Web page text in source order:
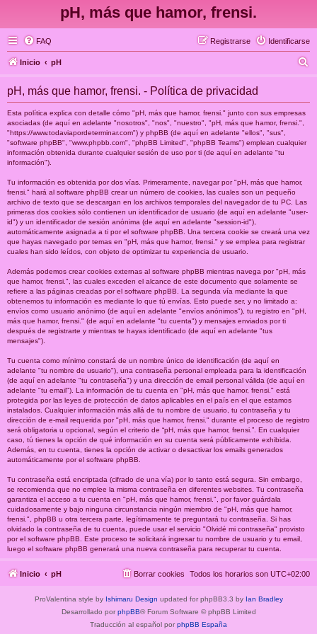
pH, más que hamor, frensi.
FAQ Identificarse
Registrarse
Inicio pH
pH, más que hamor, frensi. - Política de privacidad
Esta política explica con detalle cómo "pH, más que hamor, frensi." junto con sus empresas
asociadas (de aquí en adelante "nosotros", "nos", "nuestro", "pH, más que hamor, frensi.",
"https://www.todaviapordeterminar.com") y phpBB (de aquí en adelante "ellos", "sus",
"software phpBB", "www.phpbb.com", "phpBB Limited", "phpBB Teams") emplean cualquier
información obtenida durante cualquier sesión de uso por ti (de aquí en adelante "tu
información").
Tu información es obtenida por dos vías. Primeramente, navegar por "pH, más que hamor,
frensi." hará al software phpBB crear un número de cookies, las cuales son un pequeño
archivo de texto que se descargan en los archivos temporales del navegador de tu PC. Las
primeras dos cookies sólo contienen un identificador de usuario (de aquí en adelante "user-
id") y un identificador de sesión anónima (de aquí en adelante "session-id"),
automáticamente asignada a ti por el software phpBB. Una tercera cookie se creará una vez
que hayas navegado por temas en "pH, más que hamor, frensi." y se emplea para registrar
cuales han sido leídos, con objeto de optimizar tu experiencia de usuario.
Además podemos crear cookies externas al software phpBB mientras navega por "pH, más
que hamor, frensi.", las cuales exceden el alcance de este documento que solamente se
refiere a las páginas creadas por el software phpBB. La segunda vía mediante la que
obtenemos tu información es mediante lo que tú envías. Esto puede ser, y no limitado a:
envíos como usuario anónimo (de aquí en adelante "envíos anónimos"), tu registro en "pH,
más que hamor, frensi." (de aquí en adelante "tu cuenta") y mensajes enviados por ti
después de registrarte y mientras te hayas identificado (de aquí en adelante "tus
mensajes").
Tu cuenta como mínimo constará de un nombre único de identificación (de aquí en
adelante "tu nombre de usuario"), una contraseña personal empleada para la identificación
(de aquí en adelante "tu contraseña") y una dirección de email personal válida (de aquí en
adelante "tu email"). La información de tu cuenta en "pH, más que hamor, frensi." está
protegida por las leyes de protección de datos aplicables en el país en el que estamos
instalados. Cualquier información más allá de tu nombre de usuario, tu contraseña y tu
dirección de e-mail requerida por "pH, más que hamor, frensi." durante el proceso de registro
será obligatoria u opcional, según el criterio de “pH, más que hamor, frensi.”. En cualquier
caso, tú tienes la opción de qué información en su cuenta será públicamente exhibida.
Además, en tu cuenta, tienes la opción de activar o desactivar los emails generados
automáticamente por el software phpBB.
Tu contraseña está encriptada (cifrado de una vía) por lo tanto está segura. Sin embargo,
se recomienda que no emplee la misma contraseña en diferentes websites. Tu contraseña
garantiza el acceso a tu cuenta en "pH, más que hamor, frensi.", por favor guárdala
cuidadosamente y bajo ninguna circunstancia ningún miembro de "pH, más que hamor,
frensi.", phpBB u otra tercera parte, legítimamente te preguntará tu contraseña. Si has
olvidado la contraseña de tu cuenta, puede usar el servicio "Olvidé mi contraseña" provisto
por el software phpBB. Este proceso te solicitará ingresar tu nombre de usuario y tu email,
luego el software phpBB generará una nueva contraseña para recuperar tu cuenta.
Inicio pH Todos los horarios son UTC+02:00
Borrar cookies
ProValentina style by Ishimaru Design updated for phpBB3.3 by Ian Bradley
Desarrollado por phpBB® Forum Software © phpBB Limited
Traducción al español por phpBB España